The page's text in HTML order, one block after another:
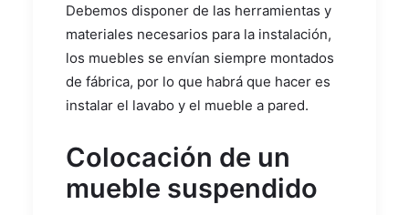
Debemos disponer de las herramientas y
materiales necesarios para la instalación,
los muebles se envían siempre montados
de fábrica, por lo que habrá que hacer es
instalar el lavabo y el mueble a pared.
Colocación de un
mueble suspendido